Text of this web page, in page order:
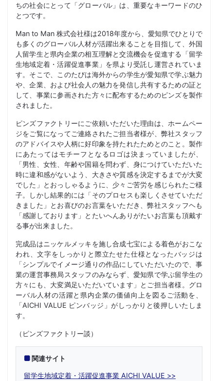
ちの社会にとって「グローバル」は、重要なキーワードのひ
とつです。
Man to Man 株式会社様は2018年度から、愛知県でひとりで
も多くのグローバル人材が活躍出来ることを目指して、外国
人留学生と県内企業の相互理解と交流機会を促進する「留学
生地域定着・活躍促進事業」を県より受託し運営されていま
す。そこで、このたびは海外からの学生が愛知県で学ぶ魅力
や、企業、および社会人の魅力を発信し共有するための証と
して、事業に参画された方々に配布するためのピンズを製作
されました。
ピンズファクトリーにご依頼いただいた理由は、ホームペー
ジをご覧になってご連絡されたご担当者様が、弊社スタッフ
のアドバイスや人柄に好印象を持たれたためとのこと。製作
にあたってはモチーフとなるロゴは決まっていましたが、
「男性、女性、年齢や国籍を問わず、身につけていただいた
時に違和感がないよう、大きさや質感を決定するまでが大変
でした」とおっしゃるように、少々ご苦労を感じられたご様
子。しかし結果的には「そのプロセスも楽しくさせていただ
きました」とお喜びのお言葉をいただき、弊社スタッフヘも
「感謝しております」とたいへんありがたいお言葉も頂戴す
る事が出来ました。
完成品はニッケルメッキを施し合成七宝による着色がおこな
われ、文字をしっかりと際立たせた仕様となったバッジは
「シンプルでイメージ通りの作品にしていただいたので、事
業の運営事務局スタッフのみならず、愛知県で学ぶ留学生の
方々にも、大変満足いただいています」とご担当者様。グロ
ーバル人材の活躍と県内企業の価値向上を図るご活動を、
「AICHI VALUE ピンバッジ」がしっかりと後押しいたしま
す。
（ピンズファクトリー談）
関連サイト
留学生地域定着・活躍促進事業 AICHI VALUE